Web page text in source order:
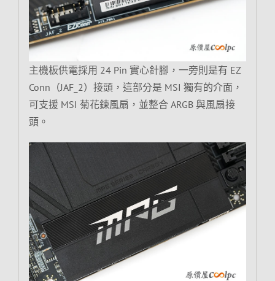
主機板供電採用 24 Pin 實心針腳，一旁則是有 EZ
Conn（JAF_2）接頭，這部分是 MSI 獨有的介面，
可支援 MSI 菊花鍊風扇，並整合 ARGB 與風扇接
頭。